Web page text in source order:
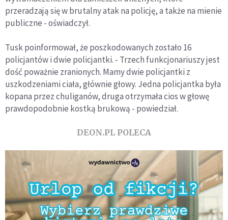
przeradzają się w brutalny atak na policję, a także na mienie
publiczne - oświadczył.
Tusk poinformował, że poszkodowanych zostało 16
policjantów i dwie policjantki. - Trzech funkcjonariuszy jest
dość poważnie zranionych. Mamy dwie policjantki z
uszkodzeniami ciała, głównie głowy. Jedna policjantka była
kopana przez chuliganów, druga otrzymała cios w głowę
prawdopodobnie kostką brukową - powiedział.
DEON.PL POLECA